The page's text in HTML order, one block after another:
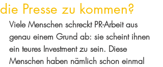
die Presse zu kommen?
Viele Menschen schreckt PR-Arbeit aus
genau einem Grund ab: sie scheint ihnen
ein teures Investment zu sein. Diese
Menschen haben nämlich schon einmal